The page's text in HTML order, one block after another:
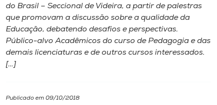
Internacionalização
I.nova
Diplomados
do Brasil – Seccional de Videira, a partir de palestras
que promovam a discussão sobre a qualidade da
Educação, debatendo desafios e perspectivas.
Público-alvo Acadêmicos do curso de Pedagogia e das
demais licenciaturas e de outros cursos interessados.
[…]
Publicado em 09/10/2018